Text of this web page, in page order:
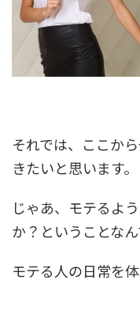
それでは、ここか
きたいと思います。
じゃあ、モテるよ
か？ということなん
モテる人の日常を